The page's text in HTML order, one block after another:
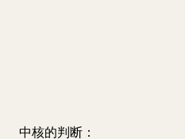
中核的判断：